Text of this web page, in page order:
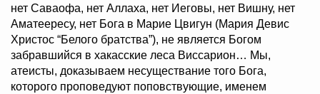
нет Саваофа, нет Аллаха, нет Иеговы, нет Вишну, нет
Аматеересу, нет Бога в Марие Цвигун (Мария Девис
Христос “Белого братства”), не является Богом
забравшийся в хакасские леса Виссарион… Мы,
атеисты, доказываем несуществание того Бога,
которого проповедуют поповствующие, именем